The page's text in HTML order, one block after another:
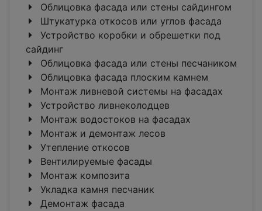
Облицовка фасада или стены сайдингом
Штукатурка откосов или углов фасада
Устройство коробки и обрешетки под
сайдинг
Облицовка фасада или стены песчаником
Облицовка фасада плоским камнем
Монтаж ливневой системы на фасадах
Устройство ливнеколодцев
Монтаж водостоков на фасадах
Монтаж и демонтаж лесов
Утепление откосов
Вентилируемые фасады
Монтаж композита
Укладка камня песчаник
Демонтаж фасада